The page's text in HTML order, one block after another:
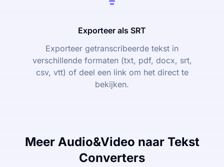
Exporteer als SRT
Exporteer getranscribeerde tekst in
verschillende formaten (txt, pdf, docx, srt,
csv, vtt) of deel een link om het direct te
bekijken.
Meer Audio&Video naar Tekst
Converters